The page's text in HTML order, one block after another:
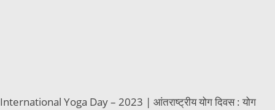
International Yoga Day – 2023 | आंतराष्ट्रीय योग दिवस : योग